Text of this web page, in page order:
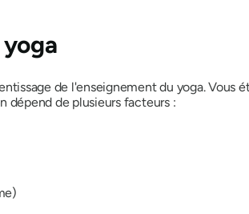
de l'enseignement du yoga. Vous
dépend de plusieurs facteurs :